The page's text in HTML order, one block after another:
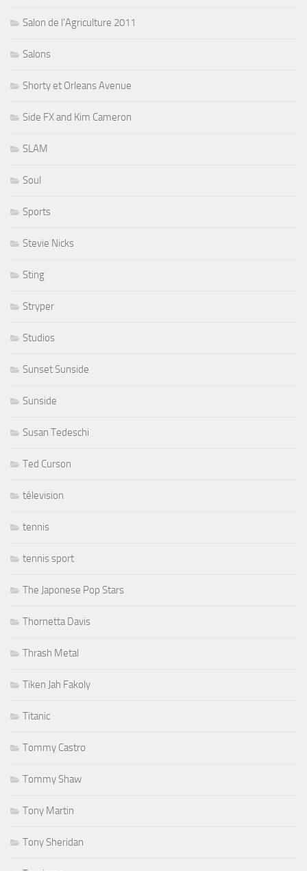
Salon de l'Agriculture 2011
Salons
Shorty et Orleans Avenue
Side FX and Kim Cameron
SLAM
Soul
Sports
Stevie Nicks
Sting
Stryper
Studios
Sunset Sunside
Sunside
Susan Tedeschi
Ted Curson
télevision
tennis
tennis sport
The Japonese Pop Stars
Thornetta Davis
Thrash Metal
Tiken Jah Fakoly
Titanic
Tommy Castro
Tommy Shaw
Tony Martin
Tony Sheridan